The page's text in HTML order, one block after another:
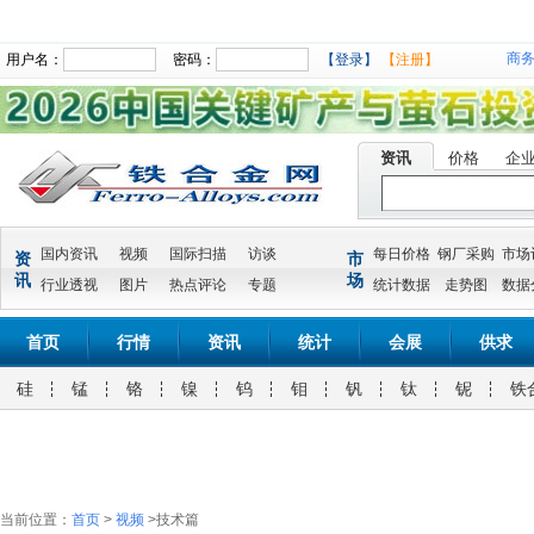
用户名： 密码： 【登录】 【注册】 商
资讯 价格 企
资
讯
国内资讯 视频 国际扫描
访谈
行业透视
图片 热点评论 专题
市
场
每日价格 钢厂采购 市场
统计数据
走势图 数据
首页 行情 资讯 统计 会展 供求
硅 锰 铬 镍 钨 钼 钒 钛 铌 铁
当前位置： 首页 > 视频 >技术篇